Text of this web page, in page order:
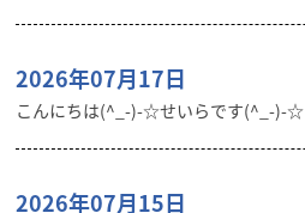
2026年07月17日
こんにちは(^_-)-☆せいらです(^_-)-☆
2026年07月15日